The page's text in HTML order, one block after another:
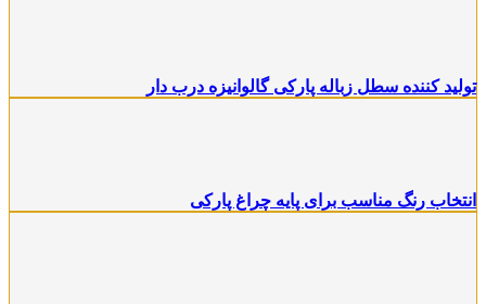
تولید کننده سطل زباله پارکی گالوانیزه درب دار
انتخاب رنگ‌ مناسب برای پایه چراغ‌ پارکی